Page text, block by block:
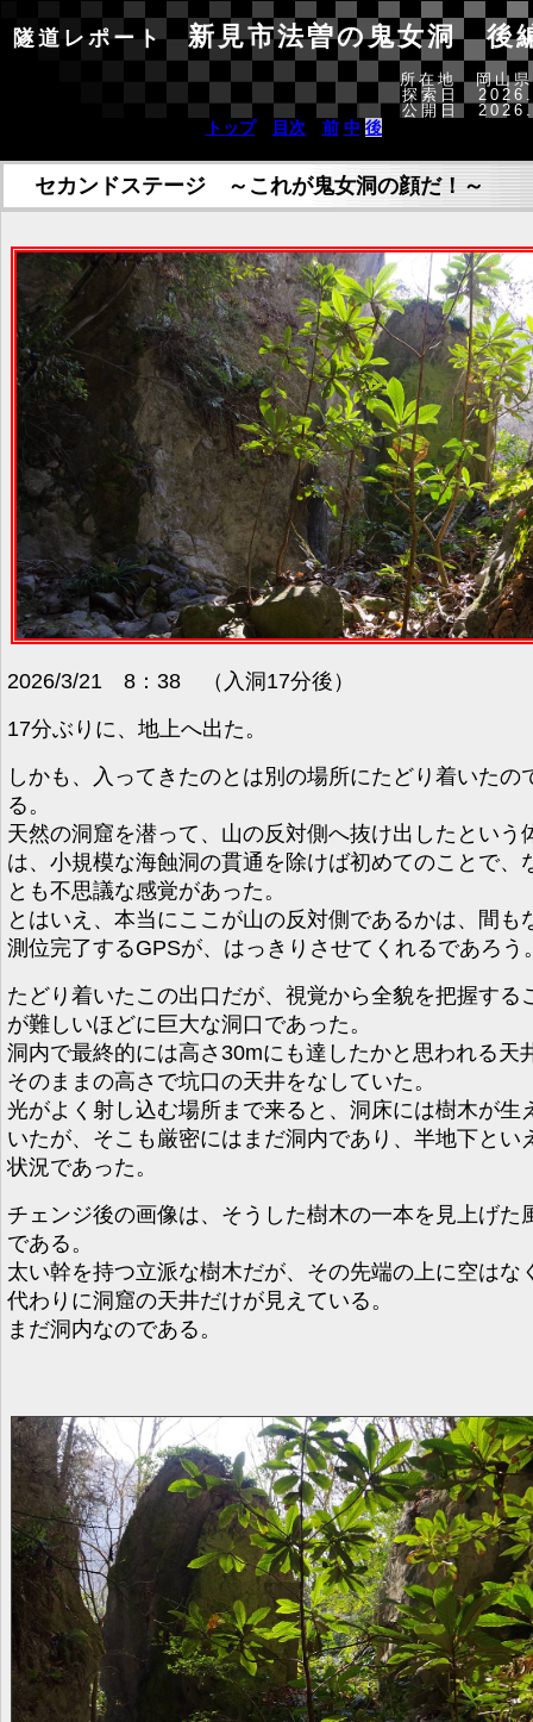
隧道レポート新見市法曽の鬼女洞 後
所在地 岡山県
探索日
公開日
トップ＞ 目次 前/ 中 後/
セカンドステージ ～これが鬼女洞の顔だ！～
2026/3/21 8：38 （入洞17分後）
17分ぶりに、地上へ出た。
しかも、入ってきたのとは別の場所にたどり着いたの
る。
天然の洞窟を潜って、山の反対側へ抜け出したという
は、小規模な海蝕洞の貫通を除けば初めてのことで、
とも不思議な感覚があった。
とはいえ、本当にここが山の反対側であるかは、間も
測位完了するGPSが、はっきりさせてくれるであろう
たどり着いたこの出口だが、視覚から全貌を把握する
が難しいほどに巨大な洞口であった。
洞内で最終的には高さ30mにも達したかと思われる天
そのままの高さで坑口の天井をなしていた。
光がよく射し込む場所まで来ると、洞床には樹木が生
いたが、そこも厳密にはまだ洞内であり、半地下とい
状況であった。
チェンジ後の画像は、そうした樹木の一本を見上げた
である。
太い幹を持つ立派な樹木だが、その先端の上に空はな
代わりに洞窟の天井だけが見えている。
まだ洞内なのである。